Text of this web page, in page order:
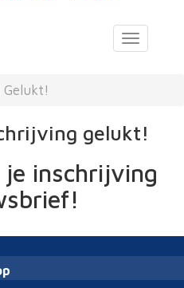
Toggle
gelukt!
inschrijving